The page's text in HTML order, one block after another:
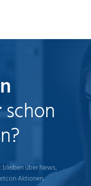
schon
über News,
Aktionen.